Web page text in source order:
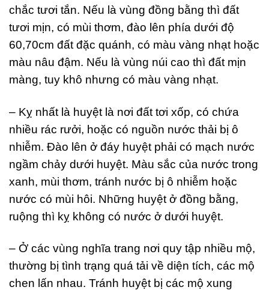
chắc tươi tắn. Nếu là vùng đồng bằng thì đất
tươi mịn, có mùi thơm, đào lên phía dưới độ
60,70cm đất đặc quánh, có màu vàng nhạt hoặc
màu nâu đậm. Nếu là vùng núi cao thì đất mịn
màng, tuy khô nhưng có màu vàng nhạt.
– Kỵ nhất là huyệt là nơi đất tơi xốp, có chứa
nhiều rác rưởi, hoặc có nguồn nước thải bị ô
nhiễm. Đào lên ở đáy huyệt phải có mạch nước
ngầm chảy dưới huyệt. Màu sắc của nước trong
xanh, mùi thơm, tránh nước bị ô nhiễm hoặc
nước có mùi hôi. Những huyệt ở đồng bằng,
ruộng thì kỵ không có nước ở dưới huyệt.
– Ở các vùng nghĩa trang nơi quy tập nhiều mộ,
thường bị tình trạng quá tải về diện tích, các mộ
chen lấn nhau. Tránh huyệt bị các mộ xung